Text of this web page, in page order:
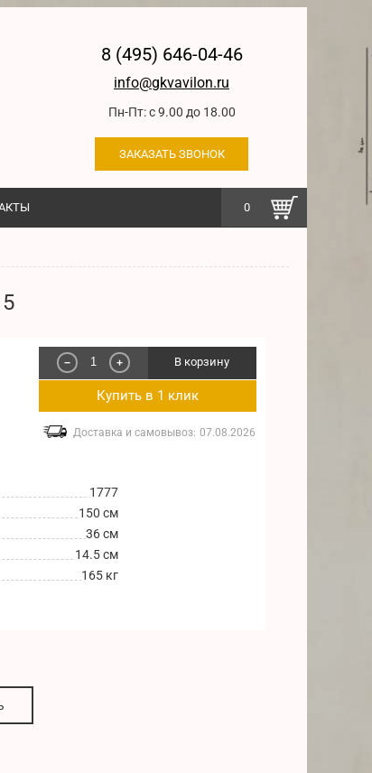
8 (495) 646-04-46
info@gkvavilon.ru
Пн-Пт: с 9.00 до 18.00
ЗАКАЗАТЬ ЗВОНОК
0
− + В корзину
Купить в 1 клик
Доставка и самовывоз: 07.08.2026
1777
150 см
36 см
14.5 см
165 кг